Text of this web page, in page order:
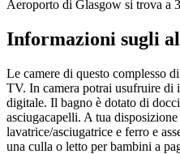
Aeroporto di Glasgow si trova a
Informazioni sugli
Le camere di questo complesso
TV. In camera potrai usufruire
digitale. Il bagno è dotato di
asciugacapelli. A tua
lavatrice/asciugatrice e ferro e
una culla o letto per bambini a